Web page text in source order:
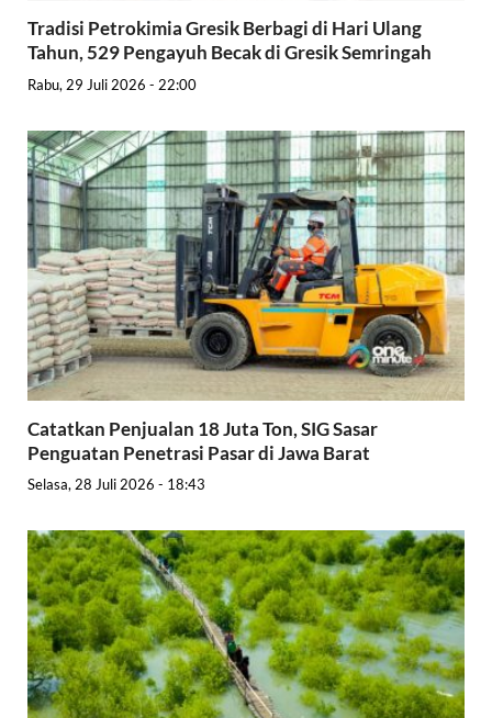
Tradisi Petrokimia Gresik Berbagi di Hari Ulang
Tahun, 529 Pengayuh Becak di Gresik Semringah
Rabu, 29 Juli 2026 - 22:00
Catatkan Penjualan 18 Juta Ton, SIG Sasar
Penguatan Penetrasi Pasar di Jawa Barat
Selasa, 28 Juli 2026 - 18:43